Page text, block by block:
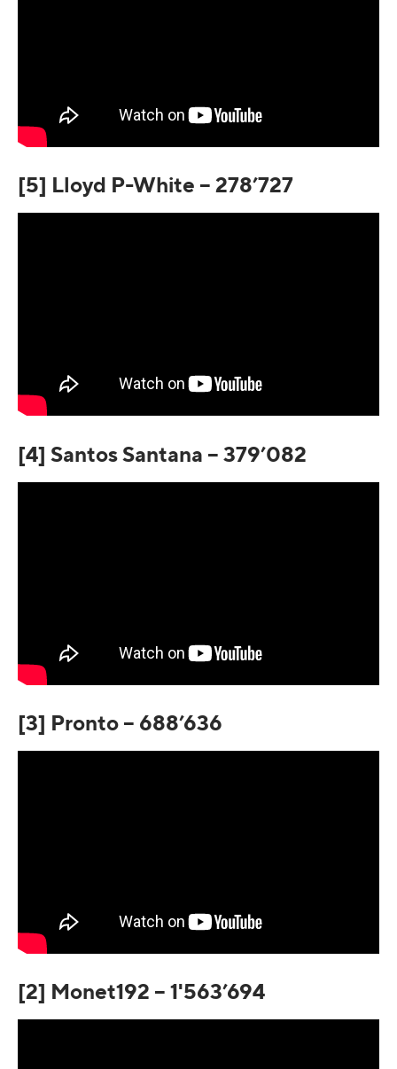
[5] Lloyd P-White – 278’727
[4] Santos Santana – 379’082
[3] Pronto – 688’636
[2] Monet192 – 1'563’694